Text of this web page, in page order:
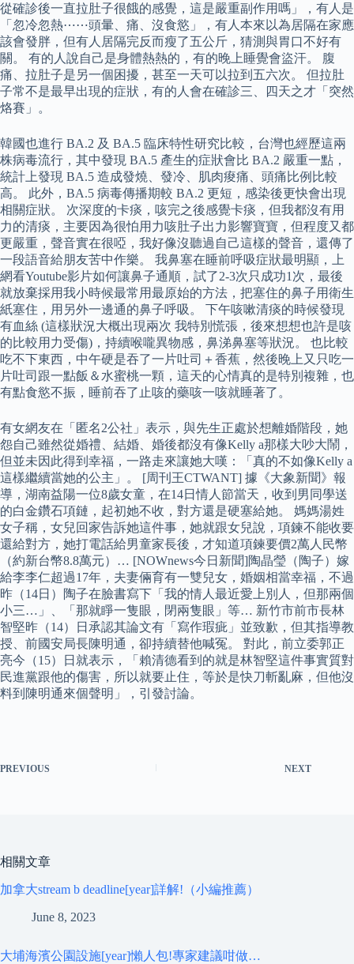
從確診後一直拉肚子很餓的感覺，這是嚴重副作用嗎」，有人是
「忽冷忽熱⋯⋯頭暈、痛、沒食慾」，有人本來以為居隔在家應
該會發胖，但有人居隔完反而瘦了五公斤，猜測與胃口不好有
關。 有的人說自己是身體熱熱的，有的晚上睡覺會盜汗。 腹
痛、拉肚子是另一個困擾，甚至一天可以拉到五六次。 但拉肚
子常不是最早出現的症狀，有的人會在確診三、四天之才「突然
烙賽」。
韓國也進行 BA.2 及 BA.5 臨床特性研究比較，台灣也經歷這兩
株病毒流行，其中發現 BA.5 產生的症狀會比 BA.2 嚴重一點，
統計上發現 BA.5 造成發燒、發冷、肌肉痠痛、頭痛比例比較
高。 此外，BA.5 病毒傳播期較 BA.2 更短，感染後更快會出現
相關症狀。 次深度的卡痰，咳完之後感覺卡痰，但我都沒有用
力的清痰，主要因為很怕用力咳肚子出力影響寶寶，但程度又都
更嚴重，聲音實在很啞，我好像沒聽過自己這樣的聲音，還傳了
一段語音給朋友苦中作樂。 我鼻塞在睡前呼吸症狀最明顯，上
網看Youtube影片如何讓鼻子通順，試了2-3次只成功1次，最後
就放棄採用我小時候最常用最原始的方法，把塞住的鼻子用衛生
紙塞住，用另外一邊通的鼻子呼吸。 下午咳嗽清痰的時候發現
有血絲 (這樣狀況大概出現兩次 我特別慌張，後來想想也許是咳
的比較用力受傷)，持續喉嚨異物感，鼻涕鼻塞等狀況。 也比較
吃不下東西，中午硬是吞了一片吐司＋香蕉，然後晚上又只吃一
片吐司跟一點飯＆水蜜桃一顆，這天的心情真的是特別複雜，也
有點食慾不振，睡前吞了止咳的藥咳一咳就睡著了。
有女網友在「匿名2公社」表示，與先生正處於想離婚階段，她
怨自己雖然從婚禮、結婚、婚後都沒有像Kelly a那樣大吵大鬧，
但並未因此得到幸福，一路走來讓她大嘆：「真的不如像Kelly a
這樣繼續當她的公主」。 [周刊王CTWANT] 據《大象新聞》報
導，湖南益陽一位8歲女童，在14日情人節當天，收到男同學送
的白金鑽石項鏈，起初她不收，對方還是硬塞給她。 媽媽湯姓
女子稱，女兒回家告訴她這件事，她就跟女兒說，項鍊不能收要
還給對方，她打電話給男童家長後，才知道項鍊要價2萬人民幣
（約新台幣8.8萬元）… [NOWnews今日新聞]陶晶瑩（陶子）嫁
給李李仁超過17年，夫妻倆育有一雙兒女，婚姻相當幸福，不過
昨（14日）陶子在臉書寫下「我的情人最近愛上別人，但那兩個
小三…」、「那就睜一隻眼，閉兩隻眼」等… 新竹市前市長林
智堅昨（14）日承認其論文有「寫作瑕疵」並致歉，但其指導教
授、前國安局長陳明通，卻持續替他喊冤。 對此，前立委郭正
亮今（15）日就表示，「賴清德看到的就是林智堅這件事實質對
民進黨跟他的傷害，所以就要止住，等於是快刀斬亂麻，但他沒
料到陳明通來個聲明」，引發討論。
PREVIOUS NEXT
相關文章
加拿大stream b deadline[year]詳解!（小編推薦）
June 8, 2023
大埔海濱公園設施[year]懶人包!專家建議咁做…